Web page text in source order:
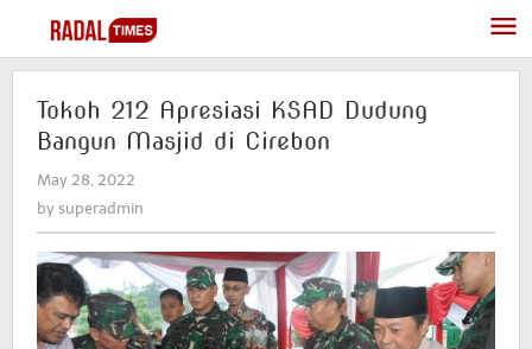
content
Tokoh 212 Apresiasi KSAD Dudung
Bangun Masjid di Cirebon
May 28, 2022
by superadmin